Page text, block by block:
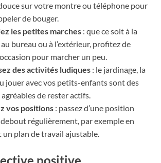
sur votre montre ou téléphone pour
de bouger.
les petites marches : que ce soit à la
bureau ou à l’extérieur, profitez de
pour marcher un peu.
des activités ludiques : le jardinage, la
jouer avec vos petits-enfants sont des
de rester actifs.
vos positions : passez d’une position
debout régulièrement, par exemple en
plan de travail ajustable.